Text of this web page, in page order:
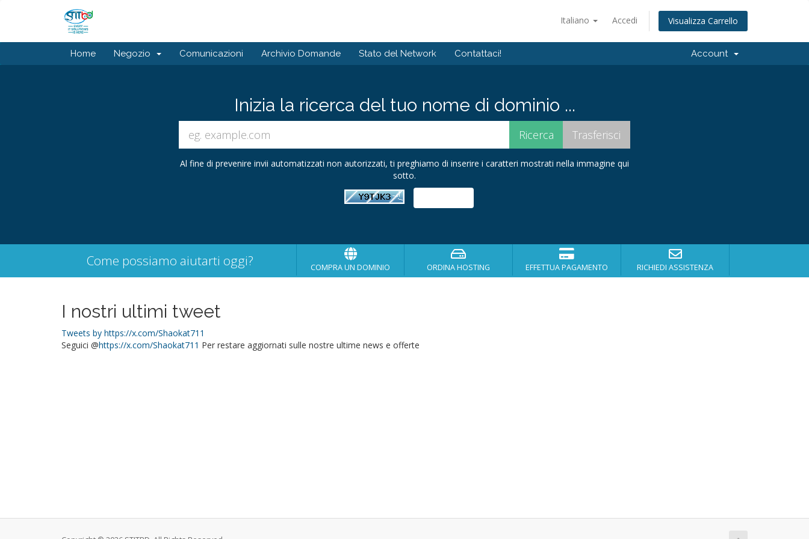
Italiano Accedi Visualizza Carrello
Home Negozio Comunicazioni Archivio Domande Stato del Network Contattaci! Account
Inizia la ricerca del tuo nome di dominio ...
Al fine di prevenire invii automatizzati non autorizzati, ti preghiamo di inserire i caratteri mostrati nella immagine qui
sotto.
Come possiamo aiutarti oggi? COMPRA UN DOMINIO ORDINA HOSTING EFFETTUA PAGAMENTO RICHIEDI ASSISTENZA
I nostri ultimi tweet
Tweets by https://x.com/Shaokat711
Seguici @https://x.com/Shaokat711 Per restare aggiornati sulle nostre ultime news e offerte